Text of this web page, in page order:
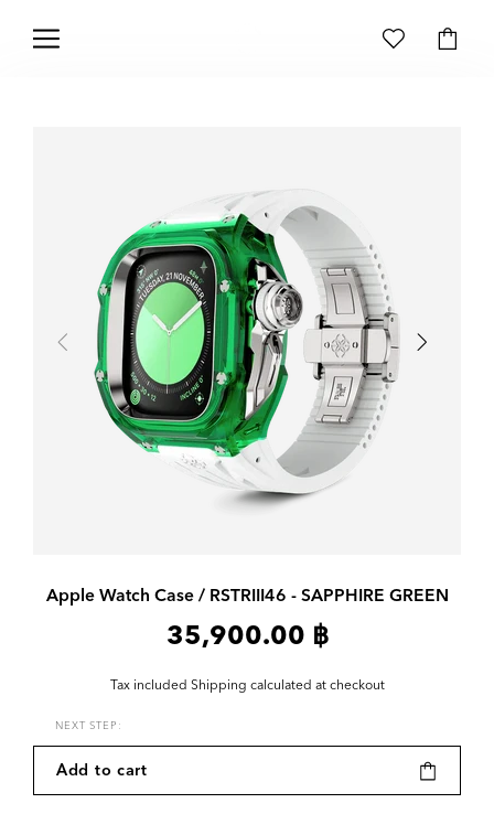
Apple Watch Case / RSTRIII46 - SAPPHIRE GREEN
35,900.00 ฿
Tax included Shipping calculated at checkout
NEXT STEP:
Add to cart